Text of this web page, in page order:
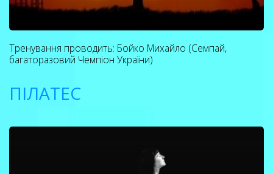
Тренування проводить: Бойко Михайло (Семпай,
багаторазовий Чемпіон України)
ПІЛАТЕС